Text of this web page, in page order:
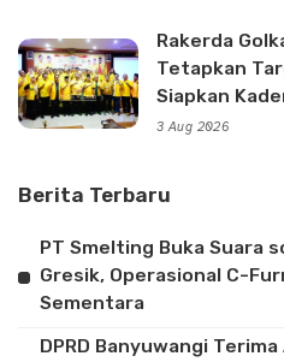
Rakerda
Tetapkan
Siapkan
3 Aug 2026
Berita Terbaru
PT Smelting Buka Suara
Gresik, Operasional C-
Sementara
DPRD Banyuwangi